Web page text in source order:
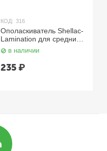
КОД: 316
Ополаскиватель Shellac-
Lamination для средних
и длинных волос 200 мл.
Indigo
в наличии
235₽